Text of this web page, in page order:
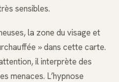
sensibles.
la zone du visage et
» dans cette carte.
il interprète des
menaces. L’hypnose